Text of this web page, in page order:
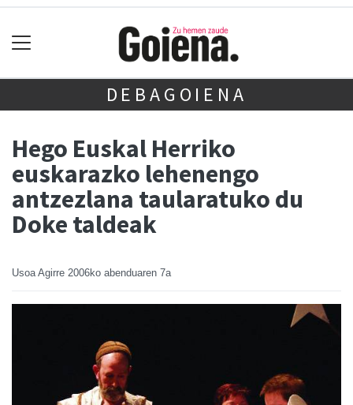
DEBAGOIENA
Hego Euskal Herriko
euskarazko lehenengo
antzezlana taularatuko du
Doke taldeak
Usoa Agirre 2006ko abenduaren 7a